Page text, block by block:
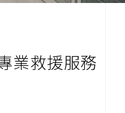
業救援服務